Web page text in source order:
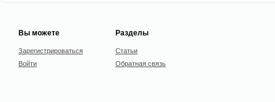
Вы можете
Зарегистрироваться
Войти
Разделы
Статьи
Обратная связь